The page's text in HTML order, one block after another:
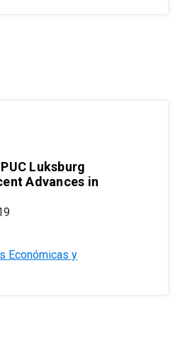
Luksburg
Advances in
Económicas y